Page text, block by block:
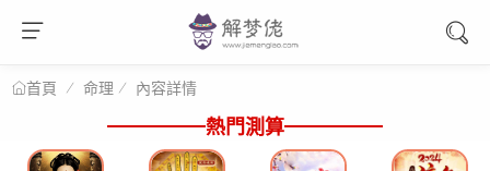
首頁 命理 內容詳情
熱門測算